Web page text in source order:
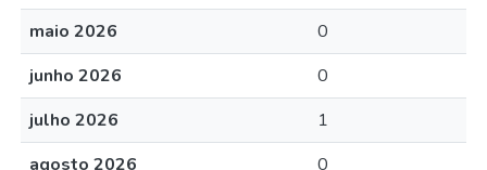
maio 2026
0
junho 2026
0
julho 2026
1
agosto 2026
0